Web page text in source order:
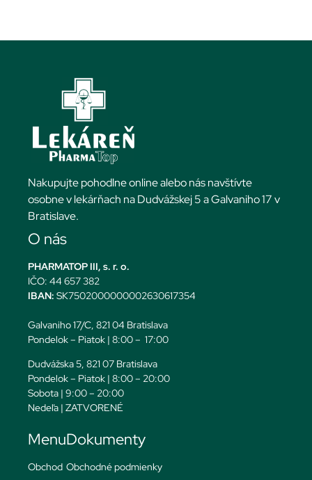
Nakupujte pohodlne online alebo nás navštívte
osobne v lekárňach na Dudvážskej 5 a Galvaniho 17 v
Bratislave.
O nás
PHARMATOP III, s. r. o.
IČO: 44 657 382
IBAN: SK7502000000002630617354
Galvaniho 17/C, 821 04 Bratislava
Pondelok – Piatok | 8:00 – 17:00
Dudvážska 5, 821 07 Bratislava
Pondelok – Piatok | 8:00 – 20:00
Sobota | 9:00 – 20:00
Nedeľa | ZATVORENÉ
Menu
Obchod
Dokumenty
Obchodné podmienky